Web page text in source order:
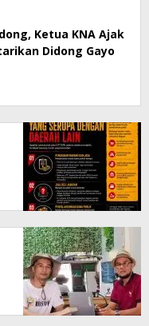
Ketua KNA Ajak
Didong Gayo